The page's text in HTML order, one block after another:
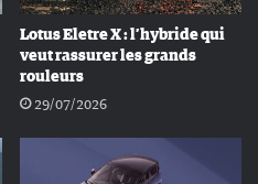
Lotus Eletre X : l’hybride qui
veut rassurer les grands
rouleurs
29/07/2026